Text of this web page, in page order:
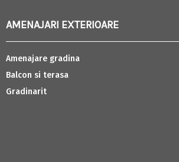
AMENAJARI EXTERIOARE
Amenajare gradina
Balcon si terasa
Gradinarit